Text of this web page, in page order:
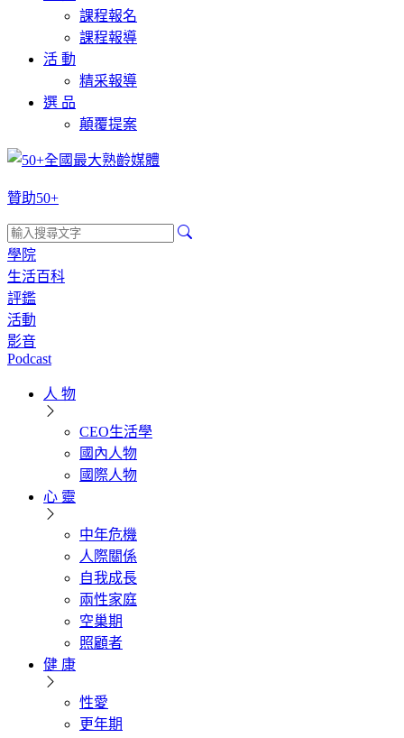
課程報名
課程報導
活 動
精采報導
選 品
顛覆提案
贊助50+
學院
生活百科
評鑑
活動
影音
Podcast
人 物
CEO生活學
國內人物
國際人物
心 靈
中年危機
人際關係
自我成長
兩性家庭
空巢期
照顧者
健 康
性愛
更年期